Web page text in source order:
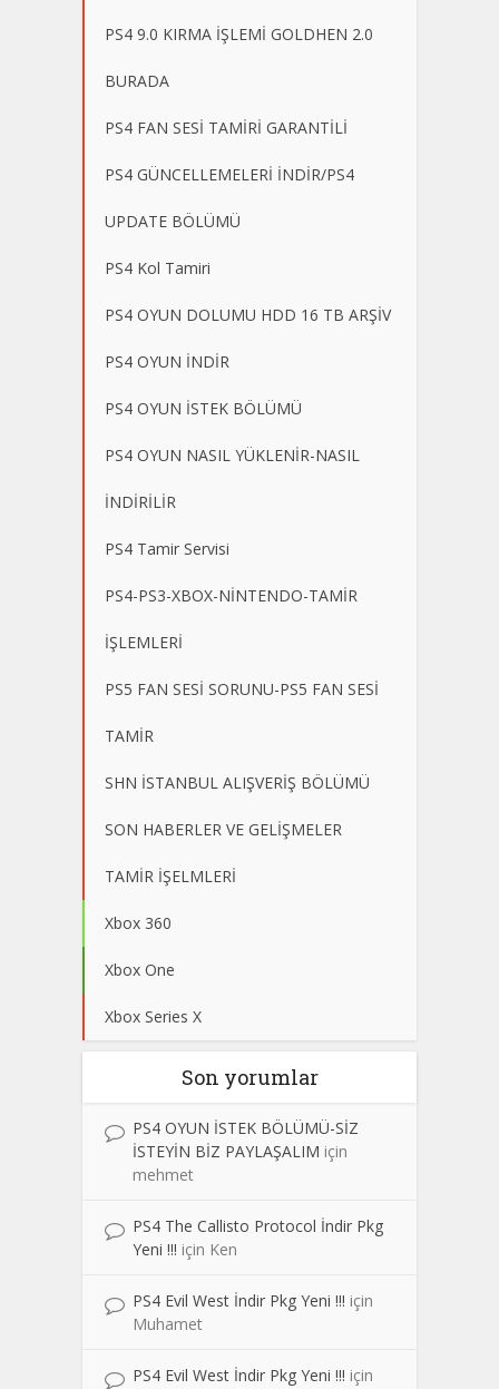
PS4 9.0 KIRMA İŞLEMİ GOLDHEN 2.0
BURADA
PS4 FAN SESİ TAMİRİ GARANTİLİ
PS4 GÜNCELLEMELERİ İNDİR/PS4
UPDATE BÖLÜMÜ
PS4 Kol Tamiri
PS4 OYUN DOLUMU HDD 16 TB ARŞİV
PS4 OYUN İNDİR
PS4 OYUN İSTEK BÖLÜMÜ
PS4 OYUN NASIL YÜKLENİR-NASIL
İNDİRİLİR
PS4 Tamir Servisi
PS4-PS3-XBOX-NİNTENDO-TAMİR
İŞLEMLERİ
PS5 FAN SESİ SORUNU-PS5 FAN SESİ
TAMİR
SHN İSTANBUL ALIŞVERİŞ BÖLÜMÜ
SON HABERLER VE GELİŞMELER
TAMİR İŞELMLERİ
Xbox 360
Xbox One
Xbox Series X
Son yorumlar
PS4 OYUN İSTEK BÖLÜMÜ-SİZ
İSTEYİN BİZ PAYLAŞALIM için
mehmet
PS4 The Callisto Protocol İndir Pkg
Yeni !!! için Ken
PS4 Evil West İndir Pkg Yeni !!! için
Muhamet
PS4 Evil West İndir Pkg Yeni !!! için